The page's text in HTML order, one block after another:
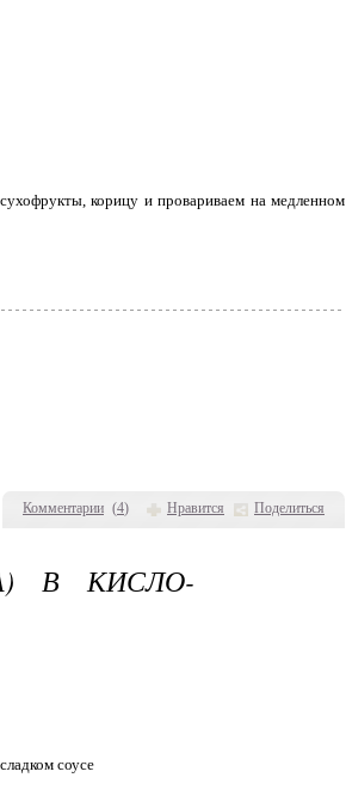
Комментарии (4) Нравится Поделиться
корицу и провариваем на медленном
В КИСЛО-
соусе